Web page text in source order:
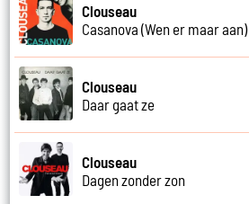
Clouseau
Casanova (Wen er maar aan)
Clouseau
Daar gaat ze
Clouseau
Dagen zonder zon